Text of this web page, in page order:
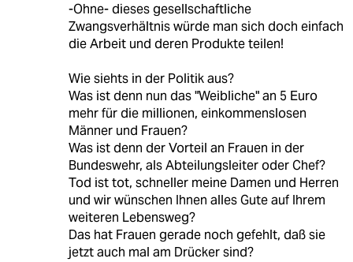
-Ohne- dieses gesellschaftliche
Zwangsverhältnis würde man sich doch einfach
die Arbeit und deren Produkte teilen!
Wie siehts in der Politik aus?
Was ist denn nun das "Weibliche" an 5 Euro
mehr für die millionen, einkommenslosen
Männer und Frauen?
Was ist denn der Vorteil an Frauen in der
Bundeswehr, als Abteilungsleiter oder Chef?
Tod ist tot, schneller meine Damen und Herren
und wir wünschen Ihnen alles Gute auf Ihrem
weiteren Lebensweg?
Das hat Frauen gerade noch gefehlt, daß sie
jetzt auch mal am Drücker sind?